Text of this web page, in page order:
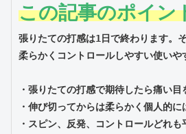
この記事のポイン
張りたての打感は1日で終わります。
・張りたての打感で期待したら痛い目
・伸び切ってからは柔らかく個人的に
・スピン、反発、コントロールどれも